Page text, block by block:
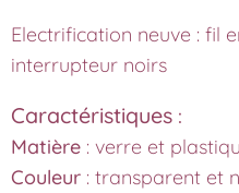
Electrification neuve : fil
interrupteur noirs
Caractéristiques :
Matière : verre et
Couleur : transparent et